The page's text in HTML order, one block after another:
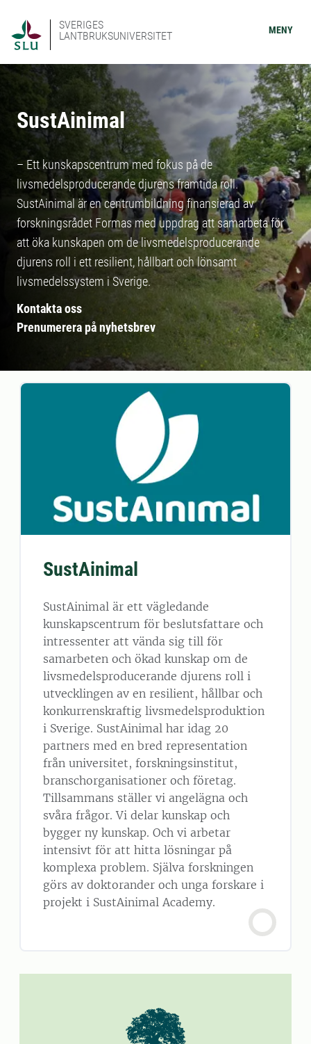
SVERIGES
LANTBRUKSUNIVERSITET
MENY
SustAinimal
– Ett kunskapscentrum med fokus på de
livsmedelsproducerande djurens framtida roll.
SustAinimal är en centrumbildning finansierad av
forskningsrådet Formas med uppdrag att samarbeta för
att öka kunskapen om de livsmedelsproducerande
djurens roll i ett resilient, hållbart och lönsamt
livsmedelssystem i Sverige.
Kontakta oss
Prenumerera på nyhetsbrev
SustAinimal
SustAinimal är ett vägledande
kunskapscentrum för beslutsfattare och
intressenter att vända sig till för
samarbeten och ökad kunskap om de
livsmedelsproducerande djurens roll i
utvecklingen av en resilient, hållbar och
konkurrenskraftig livsmedelsproduktion
i Sverige. SustAinimal har idag 20
partners med en bred representation
från universitet, forskningsinstitut,
branschorganisationer och företag.
Tillsammans ställer vi angelägna och
svåra frågor. Vi delar kunskap och
bygger ny kunskap. Och vi arbetar
intensivt för att hitta lösningar på
komplexa problem. Själva forskningen
görs av doktorander och unga forskare i
projekt i SustAinimal Academy.